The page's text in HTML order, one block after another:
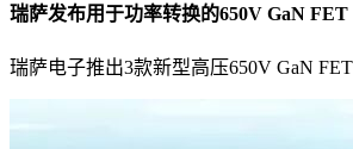
瑞萨发布用于功率转换的650V GaN FET
瑞萨电子推出3款新型高压650V GaN FET